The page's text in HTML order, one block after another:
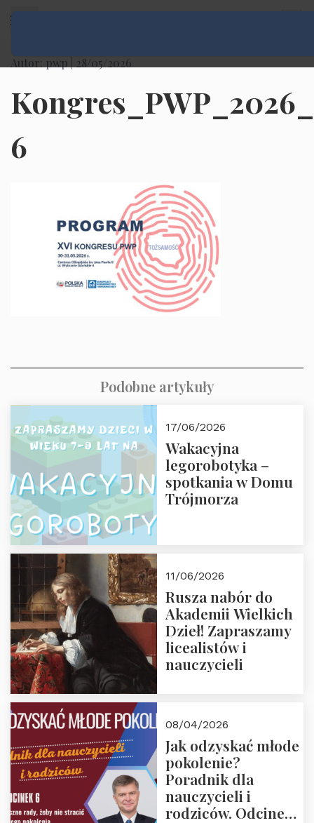
Autor: pwp | 28/05/2026
6
Podobne artykuły
17/06/2026
Wakacyjna
legorobotyka –
spotkania w Domu
Trójmorza
11/06/2026
Rusza nabór do
Akademii Wielkich
Dzieł! Zapraszamy
licealistów i
nauczycieli
08/04/2026
Jak odzyskać młode
pokolenie?
Poradnik dla
nauczycieli i
rodziców. Odcinek